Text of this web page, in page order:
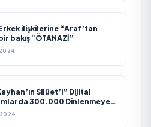
ilişkilerine “Araf’tan
bakış “ÖTANAZİ”
Silüet’i” Dijital
300.000 Dinlenmeye